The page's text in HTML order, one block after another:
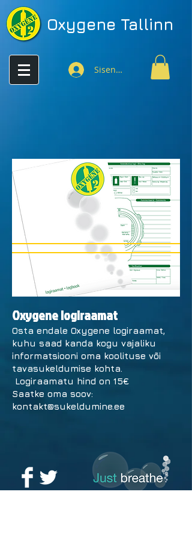
Oxygene Tallinn
Sisenen
Oxygene logiraamat
Osta endale Oxygene logiraamat,
kuhu saad kanda kogu vajaliku
informatsiooni oma koolituse või
tavasukeldumise kohta.
Logiraamatu hind on 15€
Saatke oma soov:
kontakt@sukeldumine.ee